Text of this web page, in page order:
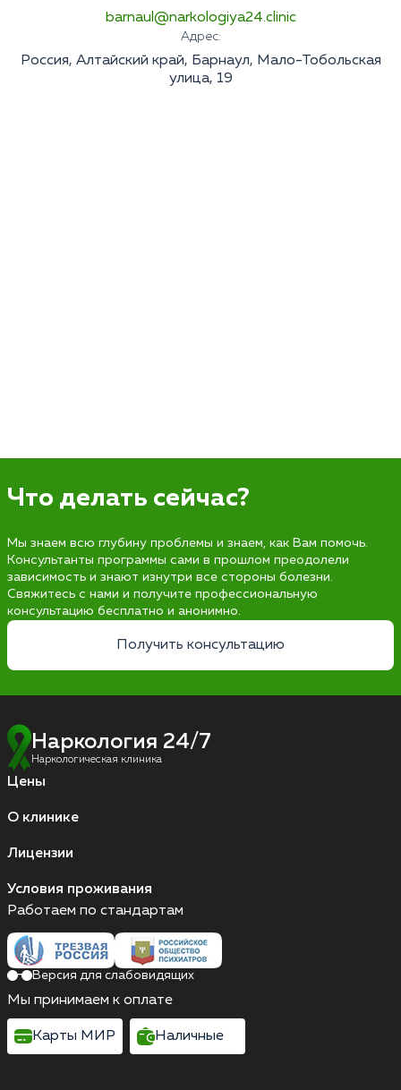
barnaul@narkologiya24.clinic
Адрес:
Россия, Алтайский край, Барнаул, Мало-Тобольская
улица, 19
Что делать сейчас?
Мы знаем всю глубину проблемы и знаем, как Вам помочь.
Консультанты программы сами в прошлом преодолели
зависимость и знают изнутри все стороны болезни.
Свяжитесь с нами и получите профессиональную
консультацию бесплатно и анонимно.
Получить консультацию
Наркология 24/7
Наркологическая клиника
Цены
О клинике
Лицензии
Условия проживания
Работаем по стандартам
Версия для слабовидящих
Мы принимаем к оплате
Карты МИР Наличные